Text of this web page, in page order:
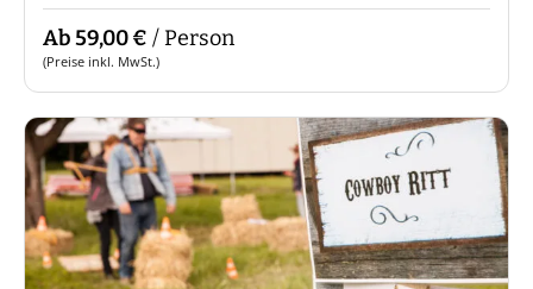
Ab 59,00 € / Person
(Preise inkl. MwSt.)